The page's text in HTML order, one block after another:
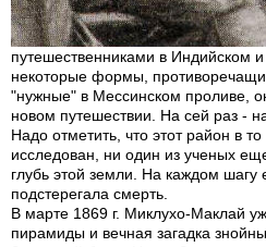
путешественниками в Индийском
некоторые формы,
"нужные" в Мессинском проливе,
новом путешествии. На сей раз -
Надо отметить, что этот район в
исследован, ни один из ученых
глубь этой земли. На каждом шагу
подстерегала смерть.
В марте 1869 г. Миклухо-Маклай
пирамиды и вечная загадка